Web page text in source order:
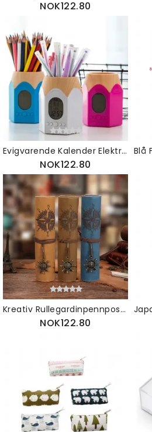
NOK122.80
Evigvarende Kalender Elektronisk Klokke Pennholder Søt Tegneserie Student Skrivesaker Oppbevaringsboks
NOK122.80
Kreativ Rullegardinpennpose For Ungdomsskoleelever Mannlig Personlighet Multifunksjonsblyantveske
NOK122.80